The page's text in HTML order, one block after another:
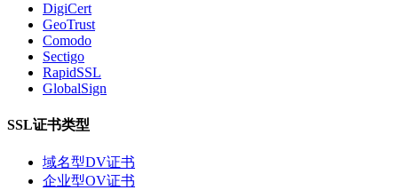
DigiCert
GeoTrust
Comodo
Sectigo
RapidSSL
GlobalSign
SSL证书类型
域名型DV证书
企业型OV证书